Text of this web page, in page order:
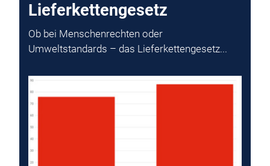
Lieferkettengesetz
Ob bei Menschenrechten oder
Umweltstandards – das Lieferkettengesetz...